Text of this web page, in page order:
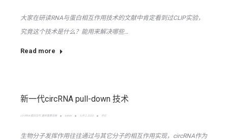
大家在研读RNA与蛋白相互作用技术的文献中肯定看到过CLIP实验，
究竟这个技术是什么？能用来解决哪些…
Read more
新一代circRNA pull-down 技术
circRNA-蛋白互作 最新重要进展 admin 七月 2, 2020 评论
生物分子发挥作用往往通过与其它分子的相互作用实现，circRNA作为